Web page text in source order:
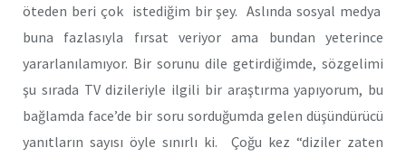
öteden beri çok istediğim bir şey. Aslında sosyal medya
buna fazlasıyla fırsat veriyor ama bundan yeterince
yararlanılamıyor. Bir sorunu dile getirdiğimde, sözgelimi
şu sırada TV dizileriyle ilgili bir araştırma yapıyorum, bu
bağlamda face’de bir soru sorduğumda gelen düşündürücü
yanıtların sayısı öyle sınırlı ki. Çoğu kez “diziler zaten